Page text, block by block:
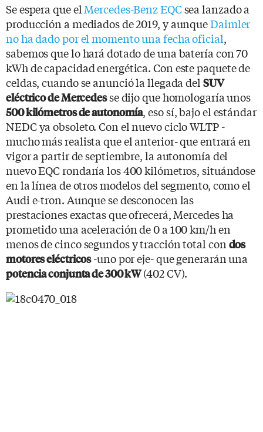
Se espera que el Mercedes-Benz EQCsea lanzado a
producción a mediados de 2019, y aunqueDaimler
no ha dado por el momento una fecha oficial,
sabemos que lo hará dotado de una batería con 70
kWh de capacidad energética. Con este paquete de
celdas, cuando se anunció la llegada del SUV
eléctrico de Mercedesse dijo que homologaría unos
500 kilómetros de autonomía, eso sí, bajo el estándar
NEDC ya obsoleto. Con el nuevo ciclo WLTP -
mucho más realista que el anterior- que entrará en
vigor a partir de septiembre, la autonomía del
nuevo EQC rondaría los 400 kilómetros, situándose
en la línea de otros modelos del segmento, como el
Audi e-tron. Aunque se desconocen las
prestaciones exactas que ofrecerá, Mercedes ha
prometido una aceleración de 0 a 100 km/h en
menos de cinco segundos y tracción total con dos
motores eléctricos-uno por eje- que generarán una
potencia conjunta de 300 kW(402 CV).